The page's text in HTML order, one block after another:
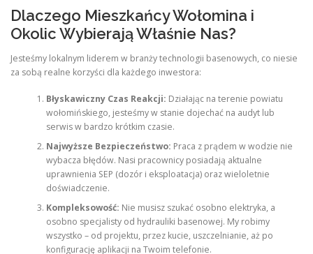
Dlaczego Mieszkańcy Wołomina i
Okolic Wybierają Właśnie Nas?
Jesteśmy lokalnym liderem w branży technologii basenowych, co niesie
za sobą realne korzyści dla każdego inwestora:
Błyskawiczny Czas Reakcji: Działając na terenie powiatu
wołomińskiego, jesteśmy w stanie dojechać na audyt lub
serwis w bardzo krótkim czasie.
Najwyższe Bezpieczeństwo: Praca z prądem w wodzie nie
wybacza błędów. Nasi pracownicy posiadają aktualne
uprawnienia SEP (dozór i eksploatacja) oraz wieloletnie
doświadczenie.
Kompleksowość: Nie musisz szukać osobno elektryka, a
osobno specjalisty od hydrauliki basenowej. My robimy
wszystko – od projektu, przez kucie, uszczelnianie, aż po
konfigurację aplikacji na Twoim telefonie.